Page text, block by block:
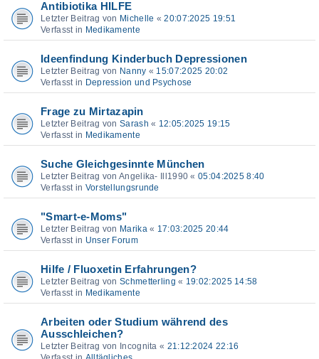
Antibiotika HILFE
Letzter Beitrag von Michelle «20:07:2025 19:51
Verfasst in Medikamente
Ideenfindung Kinderbuch Depressionen
Letzter Beitrag von Nanny « 15:07:2025 20:02
Verfasst in Depression und Psychose
Frage zu Mirtazapin
Letzter Beitrag von Sarash « 12:05:2025 19:15
Verfasst in Medikamente
Suche Gleichgesinnte München
Letzter Beitrag vonAngelika- Ill1990 «05:04:2025 8:40
Verfasst in Vorstellungsrunde
"Smart-e-Moms"
Letzter Beitrag von Marika« 17:03:2025 20:44
Verfasst in Unser Forum
Hilfe / Fluoxetin Erfahrungen?
Letzter Beitrag von Schmetterling « 19:02:2025 14:58
Verfasst in Medikamente
Arbeiten oder Studium während des
Ausschleichen?
Letzter Beitrag von Incognita « 21:12:2024 22:16